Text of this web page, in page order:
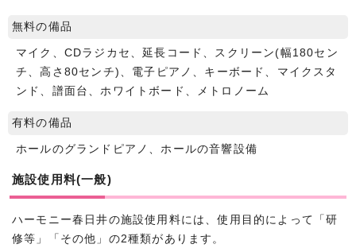
無料の備品
マイク、CDラジカセ、延長コード、スクリーン(幅180セン
チ、高さ80センチ)、電子ピアノ、キーボード、マイクスタ
ンド、譜面台、ホワイトボード、メトロノーム
有料の備品
ホールのグランドピアノ、ホールの音響設備
施設使用料(一般)
ハーモニー春日井の施設使用料には、使用目的によって「研
修等」「その他」の2種類があります。